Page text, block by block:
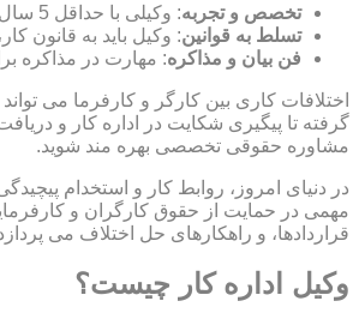
تخصص و تجربه: وکیلی با حداقل 5 سال تجربه در دعاوی اداره کار انتخاب کنید.
تسلط به قوانین: وکیل باید به قانون
فن بیان و مذاکره: مهارت در مذاکره
اختلافات کاری بین کارگر و کارفرما می
گرفته تا پیگیری شکایت در اداره کار و
مشاوره حقوقی تخصصی بهره مند شوید.
در دنیای امروز، روابط کار و استخدام
مهمی در حمایت از حقوق کارگران و
قراردادها، و راهکارهای حل اختلاف می
وکیل اداره کار چیست؟